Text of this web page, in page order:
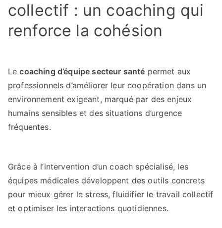
collectif : un coaching qui
renforce la cohésion
Lecoaching d’équipe secteur santé permet aux
professionnels d’améliorer leur coopération dans un
environnement exigeant, marqué par des enjeux
humains sensibles et des situations d’urgence
fréquentes.
Grâce à l’intervention d’un coach spécialisé, les
équipes médicales développent des outils concrets
pour mieux gérer le stress, fluidifier le travail collectif
et optimiser les interactions quotidiennes.